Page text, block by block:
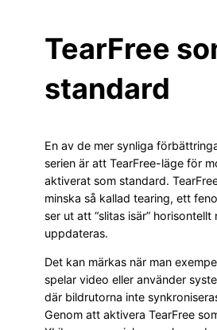
TearFree
standard
En av de mer synliga
serien är att TearFree-läge för
aktiverat som standard.
minska så kallad tearing, ett
ser ut att “slitas isär” horisontellt
uppdateras.
Det kan märkas när man
spelar video eller använder
där bildrutorna inte
Genom att aktivera TearFree